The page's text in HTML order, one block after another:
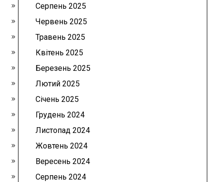
Серпень 2025
Червень 2025
Травень 2025
Квітень 2025
Березень 2025
Лютий 2025
Січень 2025
Грудень 2024
Листопад 2024
Жовтень 2024
Вересень 2024
Серпень 2024